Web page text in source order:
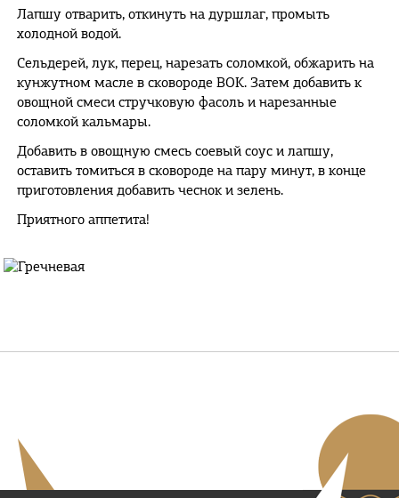
Лапшу отварить, откинуть на дуршлаг, промыть
холодной водой.
Сельдерей, лук, перец, нарезать соломкой, обжарить на
кунжутном масле в сковороде ВОК. Затем добавить к
овощной смеси стручковую фасоль и нарезанные
соломкой кальмары.
Добавить в овощную смесь соевый соус и лапшу,
оставить томиться в сковороде на пару минут, в конце
приготовления добавить чеснок и зелень.
Приятного аппетита!